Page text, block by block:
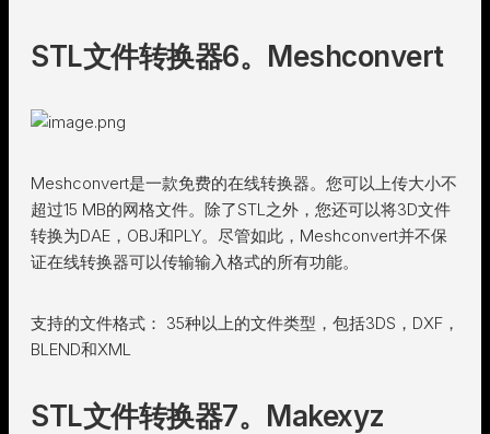
STL文件转换器6。Meshconvert
Meshconvert是一款免费的在线转换器。您可以上传大小不
超过15 MB的网格文件。除了STL之外，您还可以将3D文件
转换为DAE，OBJ和PLY。尽管如此，Meshconvert并不保
证在线转换器可以传输输入格式的所有功能。
支持的文件格式： 35种以上的文件类型，包括3DS，DXF，
BLEND和XML
STL文件转换器7。Makexyz